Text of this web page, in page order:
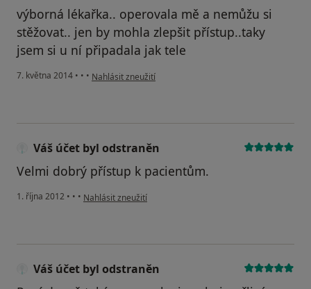
výborná lékařka.. operovala mě a nemůžu si
stěžovat.. jen by mohla zlepšit přístup..taky
jsem si u ní připadala jak tele
7. května 2014 • • • podle názoru uživatele Váš účet byl odstraněn
Nahlásit zneužití
Váš účet byl odstraněn
Velmi dobrý přístup k pacientům.
1. října 2012 • • • podle názoru uživatele Váš účet byl odstraněn
Nahlásit zneužití
Váš účet byl odstraněn